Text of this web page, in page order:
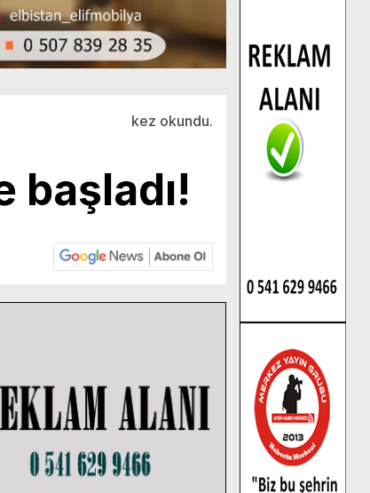
kez okundu.
başladı!